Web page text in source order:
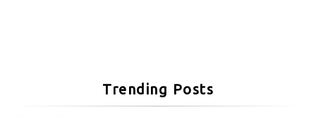
Trending Posts